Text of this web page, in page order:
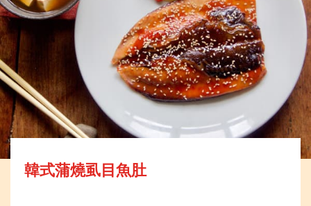
韓式蒲燒虱目魚肚